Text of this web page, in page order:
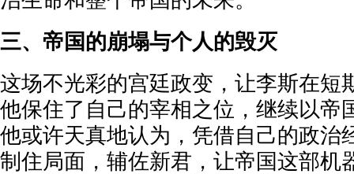
三、帝国的崩塌与个人的毁灭
这场不光彩的宫廷政变，让李斯在短
他保住了自己的宰相之位，继续以帝
他或许天真地认为，凭借自己的政治
制住局面，辅佐新君，让帝国这部机